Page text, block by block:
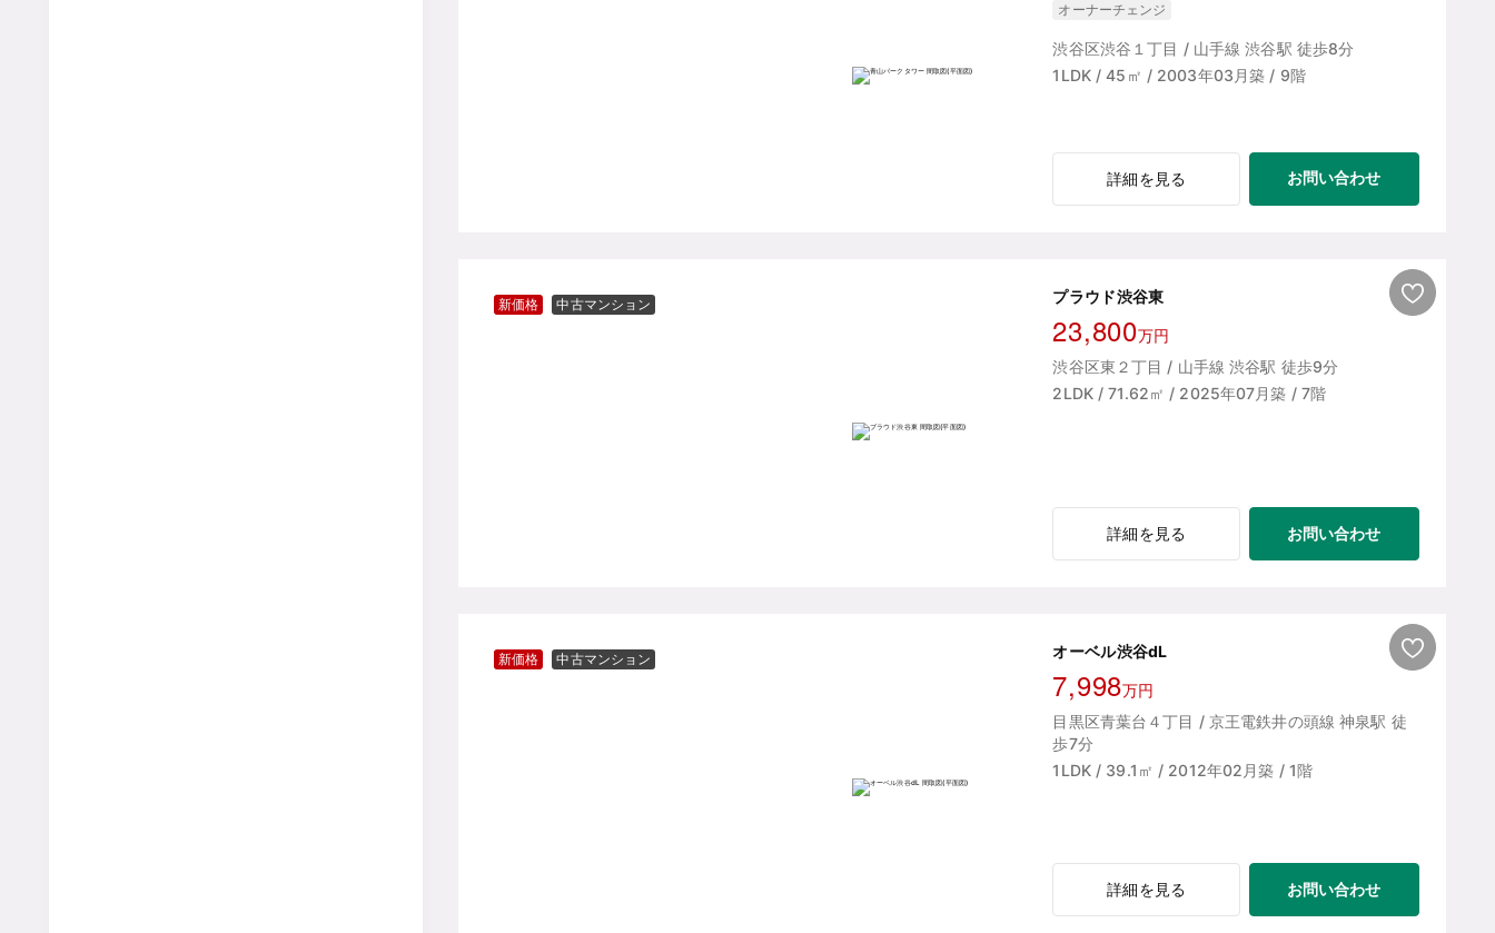
オーナーチェンジ
渋谷区渋谷１丁目 / 山手線 渋谷駅 徒歩8分
1LDK / 45㎡ / 2003年03月築 / 9階
詳細を見る お問い合わせ
新価格 中古マンション プラウド渋谷東
23,800万円
渋谷区東２丁目 / 山手線 渋谷駅 徒歩9分
2LDK / 71.62㎡ / 2025年07月築 / 7階
詳細を見る お問い合わせ
新価格 中古マンション オーベル渋谷dL
7,998万円
目黒区青葉台４丁目 / 京王電鉄井の頭線 神泉駅 徒
歩7分
1LDK / 39.1㎡ / 2012年02月築 / 1階
詳細を見る お問い合わせ